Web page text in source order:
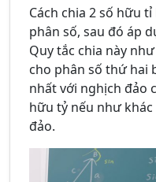
Cách chia 2 số hữu
phân số, sau đó áp
Quy tắc chia này
cho phân số thứ hai
nhất với nghịch đảo
hữu tỷ nếu như
đảo.